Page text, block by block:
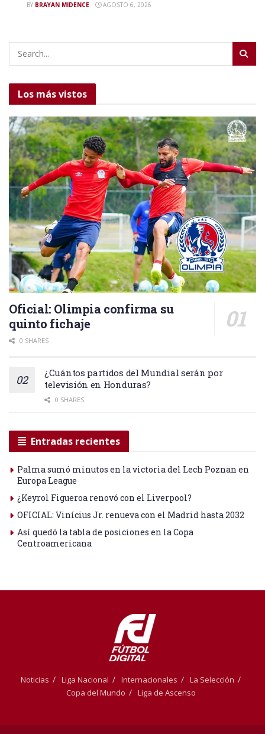
BY BRAYAN MIDENCE AGOSTO 6, 2026
Los más vistos
Oficial: Olimpia confirma su
quinto fichaje
0 SHARES
¿Cuántos partidos del Mundial serán por
televisión en Honduras?
0 SHARES
Entradas recientes
Palma sumó minutos en la victoria del Lech Poznan en
Europa League
¿Keyrol Figueroa renovó con el Liverpool?
OFICIAL: Vinícius Jr. renueva con el Madrid hasta 2032
Así quedó la tabla de posiciones en la Copa
Centroamericana
Noticias Liga Nacional Internacionales
La Selección
Copa del Mundo
Liga de Ascenso